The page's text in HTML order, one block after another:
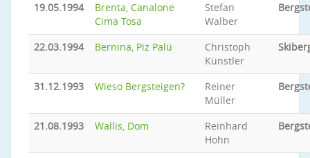
19.05.1994
Brenta, Canalone
Cima Tosa
Stefan
Walber
22.03.1994 Bernina, Piz Palü
Christoph
Künstler
31.12.1993 Wieso Bergsteigen?
Reiner
Müller
21.08.1993 Wallis, Dom
Reinhard
Hohn